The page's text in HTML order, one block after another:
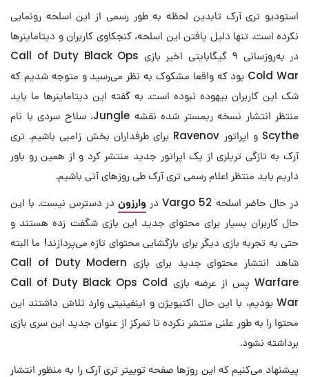
استودیو تری آرک تابدین لحظه به طور رسمی از این اسلحه رونمایی
نکرده است. تنها دلیل یافتن این اسلحه، کنجکاوی کاربران و دیتاماینرها
در به‌روزسانی ۹ گیگابایتی اخیر بازی Call of Duty Black Ops
Cold War بود که واقعا مشکوک به نظر می‌رسید و متوجه شدیم که
شک این کاربران بیهوده نبوده است. به گفته این دیتاماینرها ما باید
منتظر انتشار نسخه ریمستر شده نقشه Jungle، سلاح سردی با نام
Scythe و اپراتور Ravenov برای طرفداران بخش زامبی باشیم. تری
آرک به تازگی تریلری از یک اپراتور جدید منتشر کرد و از همین رو باور
داریم باید منتظر اعلام رسمی تری آرک طی روزهای آتی باشیم.
در حال حاضر اسلحه Vargo 52 در
وارزون در دسترس نیست. با این
حال کاربران بسیار برای محتوای جدید این بازی شگفت زده هستند و
حتی به تجربه بازی دیگر برای بازگشایی محتوای تازه می‌پردازند! ما البته
شاهد انتشار محتوای جدید برای بازی Call of Duty Modern
Warfare پس از عرضه بازی Call of Duty Black Ops Cold
War بودیم، با این حال اکتیویژن و اینفینیتی وارد تلاش داشتند این
محتوا را به طور علنی منتشر نکرده تا تمرکز از عنوان جدید این سری بازی
برداشته نشود.
پیشنهاد می‌کنیم که این روزها صفحه توییتر تری آرک را به منظور انتشار